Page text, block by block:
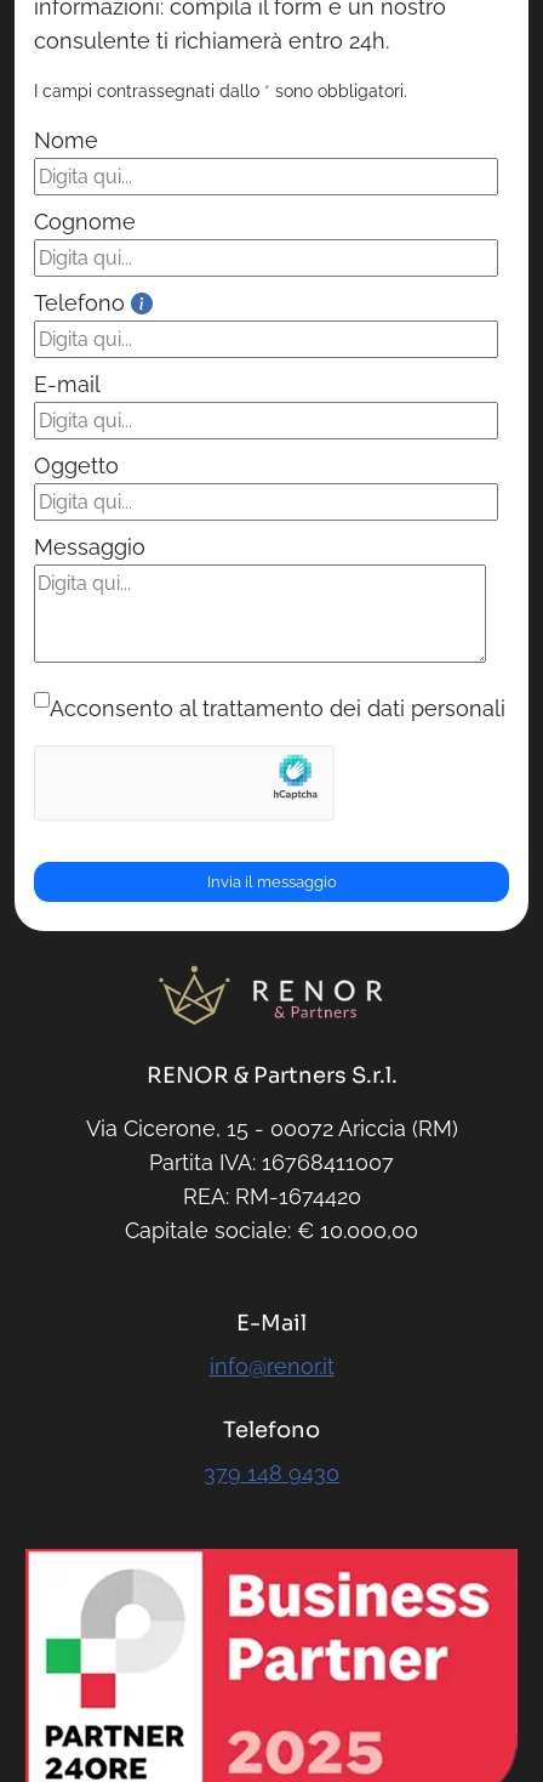
RENOR & Partners S.r.l.
Via Cicerone, 15 - 00072 Ariccia (RM)
Partita IVA: 16768411007
REA: RM-1674420
Capitale sociale: € 10.000,00
E-Mail
info@renor.it
Telefono
379 148 9430
informazioni: compila il form e un nostro
consulente ti richiamerà entro 24h.
I campi contrassegnati dallo * sono obbligatori.
Nome
Cognome
Telefono
E-mail
Oggetto
Messaggio
Acconsento al trattamento dei dati personali
RENOR & Partners S.r.l.